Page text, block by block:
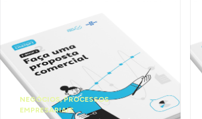
NEGÓCIOS,PROCESSOS
EMPRESARIAIS